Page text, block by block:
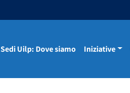
Sedi Uilp: Dove siamo Iniziative